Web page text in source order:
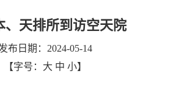
、天排所到访空天院
布日期：2024-05-14
【字号： 大 中 小】